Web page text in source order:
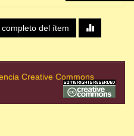
del ítem
Creative Commons